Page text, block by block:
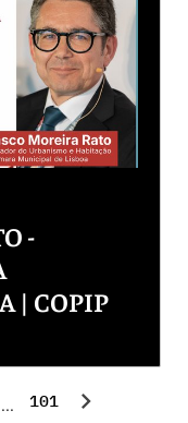
-
| COPIP
... 101 chevron_right